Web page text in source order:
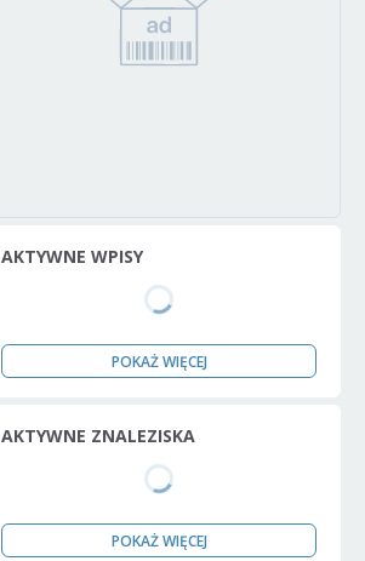
AKTYWNE WPISY
POKAŻ WIĘCEJ
AKTYWNE ZNALEZISKA
POKAŻ WIĘCEJ